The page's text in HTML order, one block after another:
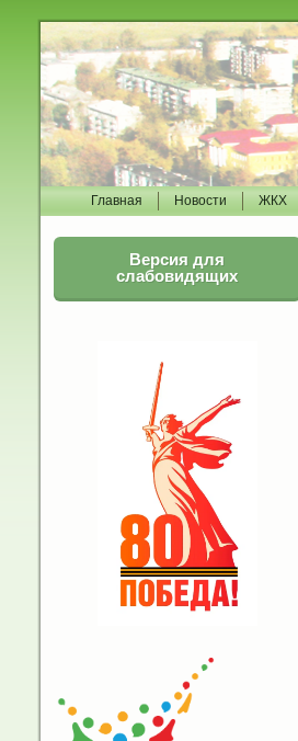
Главная Новости ЖКХ
Версия для
слабовидящих